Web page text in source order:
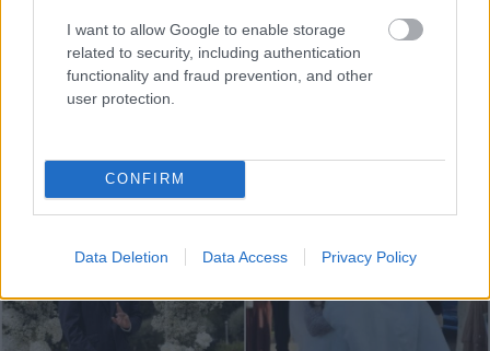
I want to allow Google to enable storage
related to security, including authentication
functionality and fraud prevention, and other
user protection.
CONFIRM
Data Deletion Data Access Privacy Policy
Pilsoņispriež, vai
šogad vispār ir vērts iet
šļura!”
FOTO. “Vai tas ir
pusēm, viņu sagaida